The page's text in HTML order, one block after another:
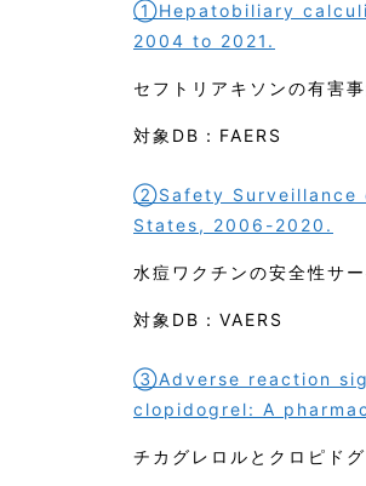
①Hepatobiliary calculi
2004 to 2021.
セフトリアキソンの有害
対象DB：FAERS
②Safety Surveillance
States, 2006-2020.
水痘ワクチンの安全性サ
対象DB：VAERS
③Adverse reaction
clopidogrel: A
チカグレロルとクロピド